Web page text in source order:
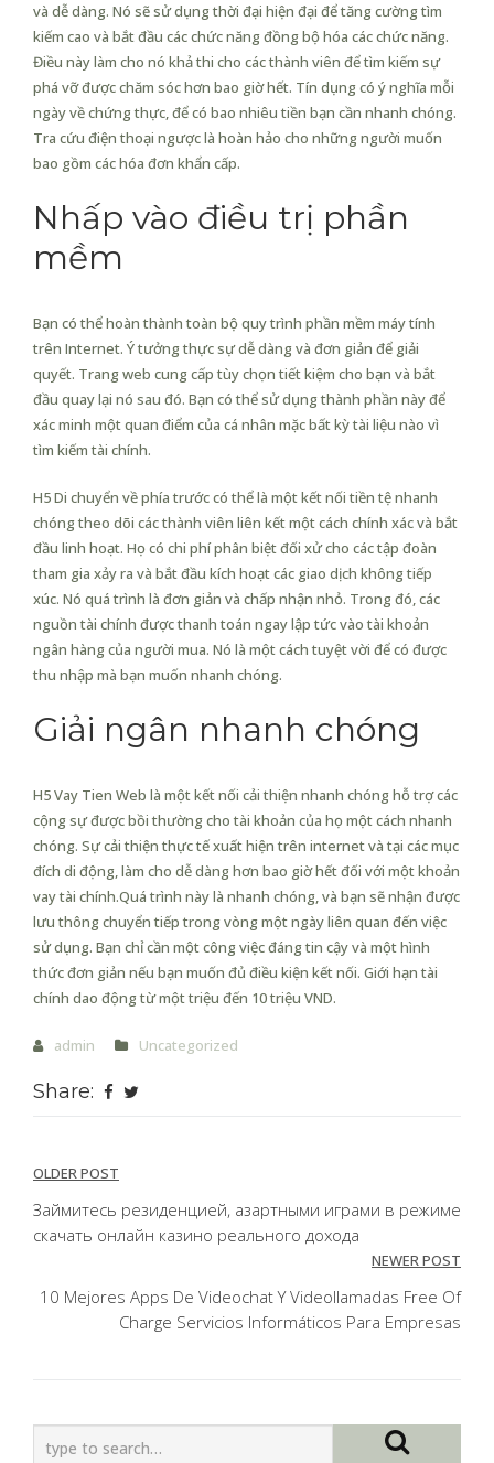
và dễ dàng. Nó sẽ sử dụng thời đại hiện đại để tăng cường tìm
kiếm cao và bắt đầu các chức năng đồng bộ hóa các chức năng.
Điều này làm cho nó khả thi cho các thành viên để tìm kiếm sự
phá vỡ được chăm sóc hơn bao giờ hết. Tín dụng có ý nghĩa mỗi
ngày về chứng thực, để có bao nhiêu tiền bạn cần nhanh chóng.
Tra cứu điện thoại ngược là hoàn hảo cho những người muốn
bao gồm các hóa đơn khẩn cấp.
Nhấp vào điều trị phần
mềm
Bạn có thể hoàn thành toàn bộ quy trình phần mềm máy tính
trên Internet. Ý tưởng thực sự dễ dàng và đơn giản để giải
quyết. Trang web cung cấp tùy chọn tiết kiệm cho bạn và bắt
đầu quay lại nó sau đó. Bạn có thể sử dụng thành phần này để
xác minh một quan điểm của cá nhân mặc bất kỳ tài liệu nào vì
tìm kiếm tài chính.
H5 Di chuyển về phía trước có thể là một kết nối tiền tệ nhanh
chóng theo dõi các thành viên liên kết một cách chính xác và bắt
đầu linh hoạt. Họ có chi phí phân biệt đối xử cho các tập đoàn
tham gia xảy ra và bắt đầu kích hoạt các giao dịch không tiếp
xúc. Nó quá trình là đơn giản và chấp nhận nhỏ. Trong đó, các
nguồn tài chính được thanh toán ngay lập tức vào tài khoản
ngân hàng của người mua. Nó là một cách tuyệt vời để có được
thu nhập mà bạn muốn nhanh chóng.
Giải ngân nhanh chóng
H5 Vay Tien Web là một kết nối cải thiện nhanh chóng hỗ trợ các
cộng sự được bồi thường cho tài khoản của họ một cách nhanh
chóng. Sự cải thiện thực tế xuất hiện trên internet và tại các mục
đích di động, làm cho dễ dàng hơn bao giờ hết đối với một khoản
vay tài chính.Quá trình này là nhanh chóng, và bạn sẽ nhận được
lưu thông chuyển tiếp trong vòng một ngày liên quan đến việc
sử dụng. Bạn chỉ cần một công việc đáng tin cậy và một hình
thức đơn giản nếu bạn muốn đủ điều kiện kết nối. Giới hạn tài
chính dao động từ một triệu đến 10 triệu VND.
admin Uncategorized
Share:
Post
navigation
OLDER POST
Займитесь резиденцией, азартными играми в режиме
скачать онлайн казино реального дохода
NEWER POST
10 Mejores Apps De Videochat Y Videollamadas Free Of
Charge Servicios Informáticos Para Empresas